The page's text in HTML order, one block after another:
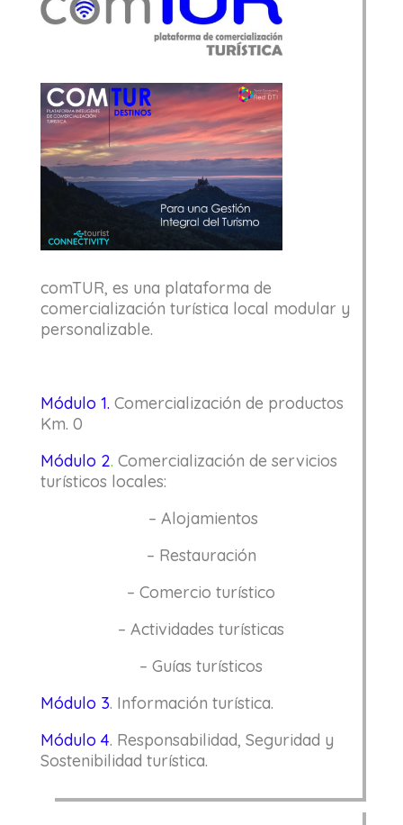
comTUR, es una plataforma de
comercialización turística local modular y
personalizable.
Módulo 1. Comercialización de productos
Km. 0
Módulo 2. Comercialización de servicios
turísticos locales:
– Alojamientos
– Restauración
– Comercio turístico
– Actividades turísticas
– Guías turísticos
Módulo 3. Información turística.
Módulo 4. Responsabilidad, Seguridad y
Sostenibilidad turística.